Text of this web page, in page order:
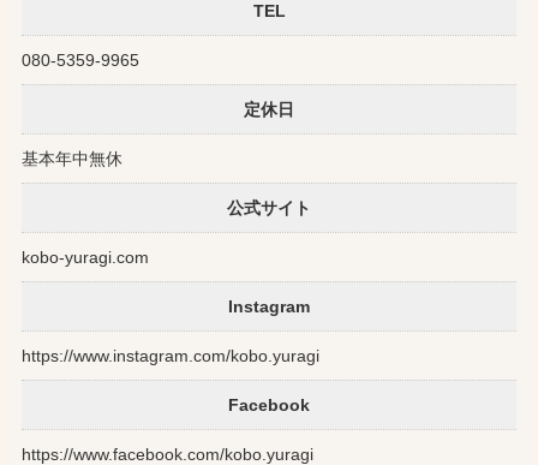
TEL
080-5359-9965
定休日
基本年中無休
公式サイト
kobo-yuragi.com
Instagram
https://www.instagram.com/kobo.yuragi
Facebook
https://www.facebook.com/kobo.yuragi